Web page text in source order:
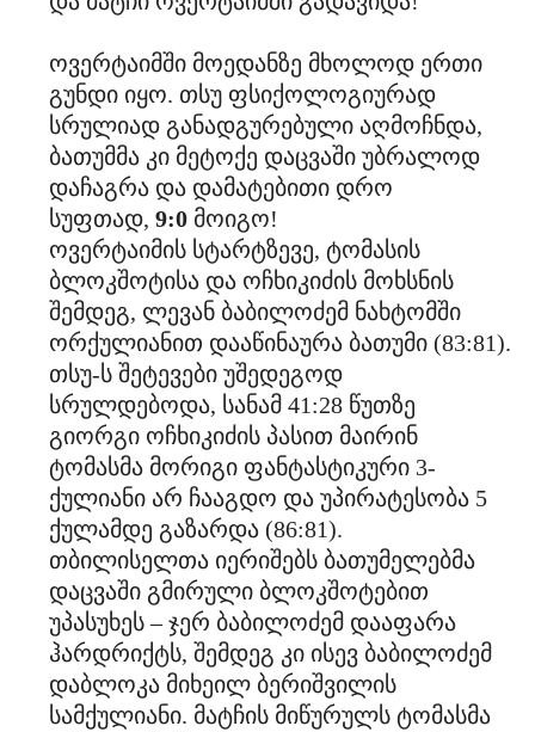
ოვერტაიმში მოედანზე მხოლოდ ერთი
გუნდი იყო. თსუ ფსიქოლოგიურად
სრულიად განადგურებული აღმოჩნდა,
ბათუმმა კი მეტოქე დაცვაში უბრალოდ
დაჩაგრა და დამატებითი დრო
სუფთად, 9:0 მოიგო!
ოვერტაიმის სტარტზევე, ტომასის
ბლოკშოტისა და ოჩხიკიძის მოხსნის
შემდეგ, ლევან ბაბილოძემ ნახტომში
ორქულიანით დააწინაურა ბათუმი (83:81).
თსუ-ს შეტევები უშედეგოდ
სრულდებოდა, სანამ 41:28 წუთზე
გიორგი ოჩხიკიძის პასით მაირინ
ტომასმა მორიგი ფანტასტიკური 3-
ქულიანი არ ჩააგდო და უპირატესობა 5
ქულამდე გაზარდა (86:81).
თბილისელთა იერიშებს ბათუმელებმა
დაცვაში გმირული ბლოკშოტებით
უპასუხეს – ჯერ ბაბილოძემ დააფარა
ჰარდრიქტს, შემდეგ კი ისევ ბაბილოძემ
დაბლოკა მიხეილ ბერიშვილის
სამქულიანი. მატჩის მიწურულს ტომასმა